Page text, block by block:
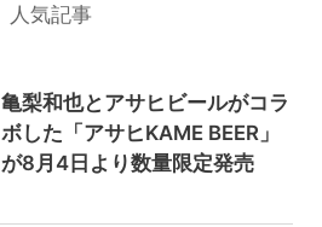
人気記事
亀梨和也とアサヒビールがコラ
ボした「アサヒKAME BEER」
が8月4日より数量限定発売